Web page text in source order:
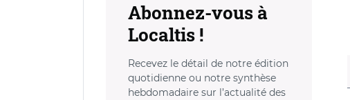
Abonnez-vous à
Localtis !
Recevez le détail de notre édition
quotidienne ou notre synthèse
hebdomadaire sur l’actualité des